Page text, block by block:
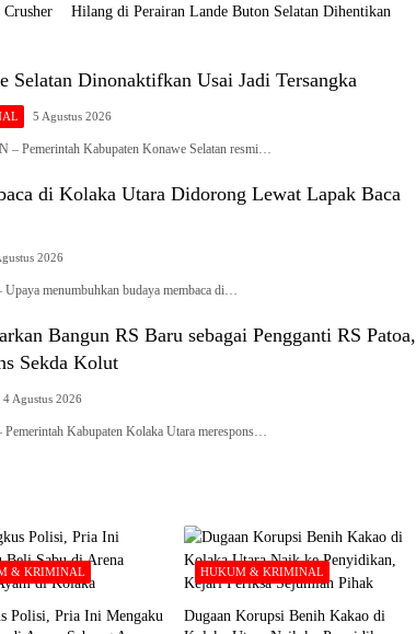
Hilang di Perairan Lande Buton Selatan Dihentikan
Selatan Dinonaktifkan Usai Jadi Tersangka
5 Agustus 2026
– Pemerintah Kabupaten Konawe Selatan resmi…
di Kolaka Utara Didorong Lewat Lapak Baca
2026
menumbuhkan budaya membaca di…
Bangun RS Baru sebagai Pengganti RS Patoa,
Sekda Kolut
4 Agustus 2026
Kabupaten Kolaka Utara merespons…
& KRIMINAL
Polisi, Pria Ini Mengaku
HUKUM & KRIMINAL
Dugaan Korupsi Benih Kakao di